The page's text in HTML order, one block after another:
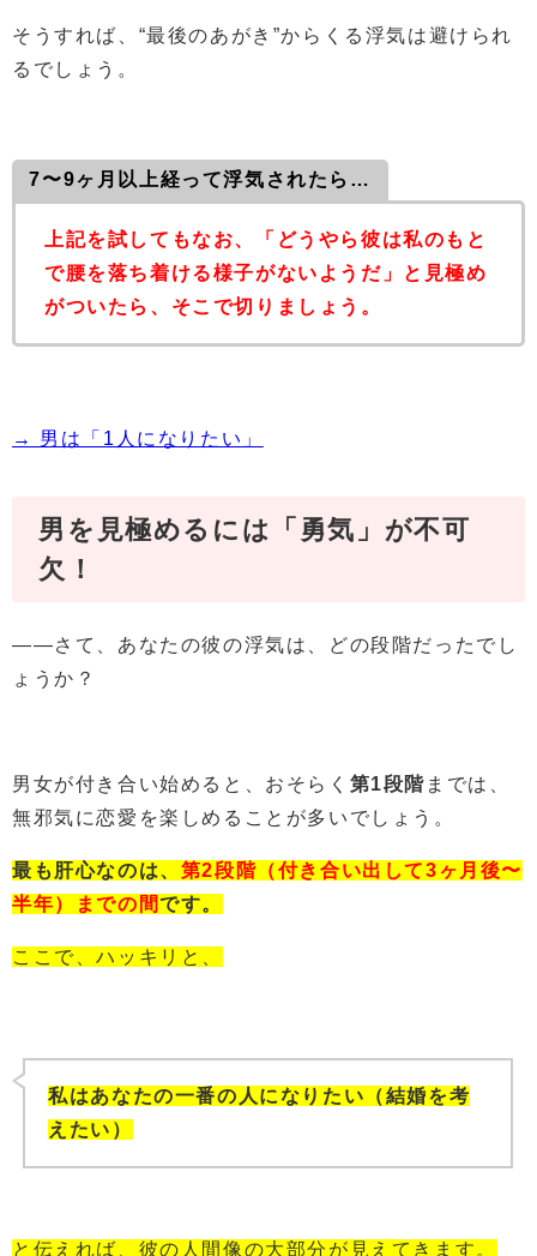
そうすれば、“最後のあがき”からくる浮気は避けられ
るでしょう。
7〜9ヶ月以上経って浮気されたら…
上記を試してもなお、「どうやら彼は私のもと
で腰を落ち着ける様子がないようだ」と見極め
がついたら、そこで切りましょう。
→ 男は「1人になりたい」
男を見極めるには「勇気」が不可
欠！
――さて、あなたの彼の浮気は、どの段階だったでし
ょうか？
男女が付き合い始めると、おそらく 第1段階 までは、
無邪気に恋愛を楽しめることが多いでしょう。
最も肝心なのは、 第2段階（付き合い出して3ヶ月後〜
半年）
までの間です。
ここで、ハッキリと、
私はあなたの一番の人になりたい（結婚を考
えたい）
と伝えれば、彼の人間像の大部分が見えてきます。